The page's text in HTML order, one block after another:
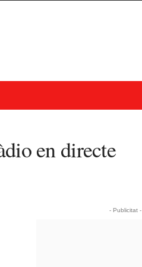
en directe
- Publicitat -